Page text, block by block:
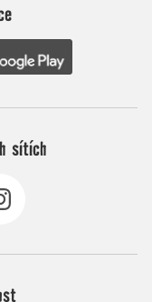
sítích